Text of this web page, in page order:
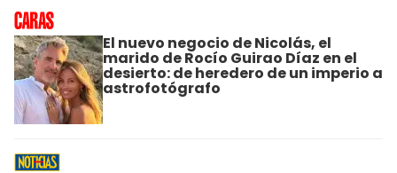
El nuevo negocio de Nicolás, el
marido de Rocío Guirao Díaz en el
desierto: de heredero de un imperio a
astrofotógrafo